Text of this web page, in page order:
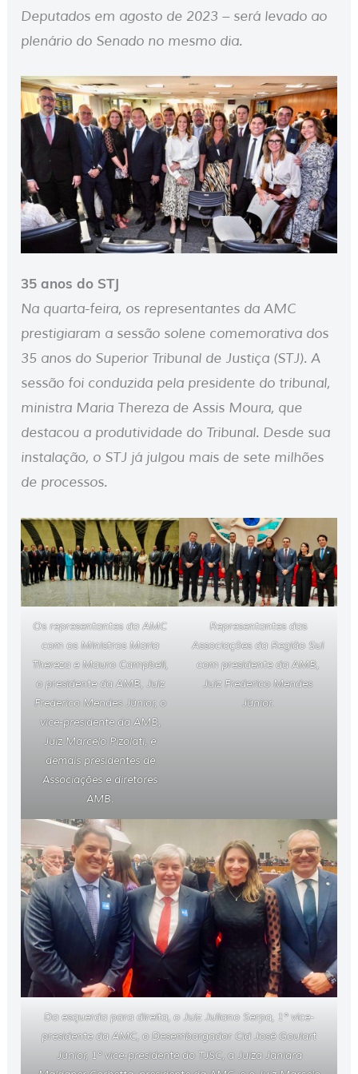
Deputados em agosto de 2023 – será levado ao
plenário do Senado no mesmo dia.
35 anos do STJ
Na quarta-feira, os representantes da AMC
prestigiaram a sessão solene comemorativa dos
35 anos do Superior Tribunal de Justiça (STJ). A
sessão foi conduzida pela presidente do tribunal,
ministra Maria Thereza de Assis Moura, que
destacou a produtividade do Tribunal. Desde sua
instalação, o STJ já julgou mais de sete milhões
de processos.
Os representantes da AMC
com os Ministros Maria
Thereza e Mauro Campbell,
o presidente da AMB, Juiz
Frederico Mendes Júnior, o
vice-presidente da AMB,
Juiz Marcelo Pizolati, e
demais presidentes de
Associações e diretores
AMB.
Representantes das
Associações da Região Sul
com presidente da AMB,
Juiz Frederico Mendes
Júnior.
Da esquerda para direita, o Juiz Juliano Serpa, 1º vice-
presidente da AMC, o Desembargador Cid José Goulart
Júnior, 1º vice-presidente do TJSC, a Juíza Janiara